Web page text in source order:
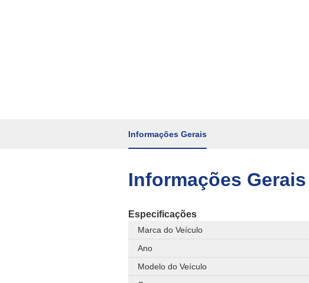
Informações Gerais
Informações Gerais
Especificações
Marca do Veículo
Ano
Modelo do Veículo